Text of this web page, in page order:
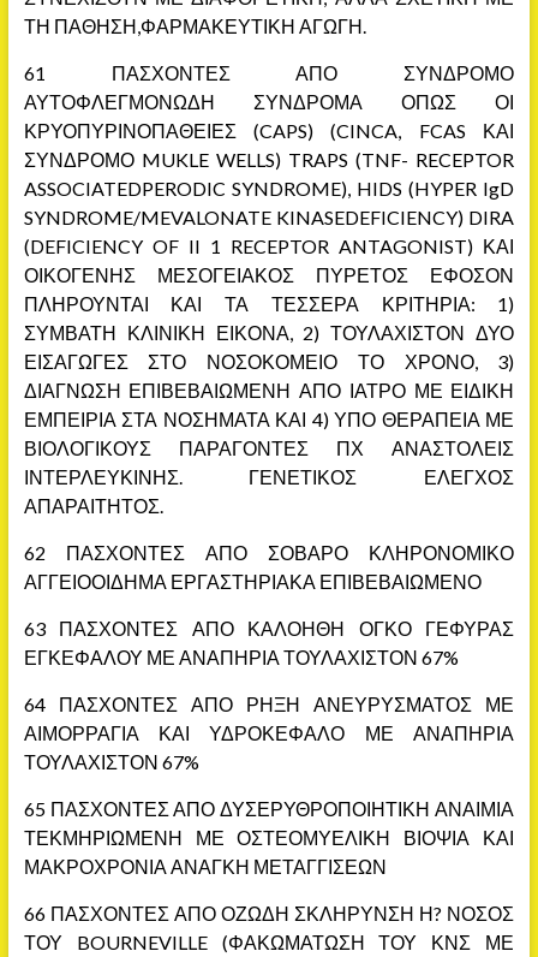
ΤΗ ΠΑΘΗΣΗ,ΦΑΡΜΑΚΕΥΤΙΚΗ ΑΓΩΓΗ.
61 ΠΑΣΧΟΝΤΕΣ ΑΠΟ ΣΥΝΔΡΟΜΟ
ΑΥΤΟΦΛΕΓΜΟΝΩΔΗ ΣΥΝΔΡΟΜΑ ΟΠΩΣ ΟΙ
ΚΡΥΟΠΥΡΙΝΟΠΑΘΕΙΕΣ (CAPS) (CINCA, FCAS ΚΑΙ
ΣΥΝΔΡΟΜΟ MUKLE WELLS) TRAPS (TNF- RECEPTOR
ASSOCIATEDPERODIC SYNDROME), HIDS (HYPER IgD
SYNDROME/MEVALONATE KINASEDEFICIENCY) DIRA
(DEFICIENCY OF II 1 RECEPTOR ANTAGONIST) ΚΑΙ
ΟΙΚΟΓΕΝΗΣ ΜΕΣΟΓΕΙΑΚΟΣ ΠΥΡΕΤΟΣ ΕΦΟΣΟΝ
ΠΛΗΡΟΥΝΤΑΙ ΚΑΙ ΤΑ ΤΕΣΣΕΡΑ ΚΡΙΤΗΡΙΑ: 1)
ΣΥΜΒΑΤΗ ΚΛΙΝΙΚΗ ΕΙΚΟΝΑ, 2) ΤΟΥΛΑΧΙΣΤΟΝ ΔΥΟ
ΕΙΣΑΓΩΓΕΣ ΣΤΟ ΝΟΣΟΚΟΜΕΙΟ ΤΟ ΧΡΟΝΟ, 3)
ΔΙΑΓΝΩΣΗ ΕΠΙΒΕΒΑΙΩΜΕΝΗ ΑΠΟ ΙΑΤΡΟ ΜΕ ΕΙΔΙΚΗ
ΕΜΠΕΙΡΙΑ ΣΤΑ ΝΟΣΗΜΑΤΑ ΚΑΙ 4) ΥΠΟ ΘΕΡΑΠΕΙΑ ΜΕ
ΒΙΟΛΟΓΙΚΟΥΣ ΠΑΡΑΓΟΝΤΕΣ ΠΧ ΑΝΑΣΤΟΛΕΙΣ
ΙΝΤΕΡΛΕΥΚΙΝΗΣ. ΓΕΝΕΤΙΚΟΣ ΕΛΕΓΧΟΣ
ΑΠΑΡΑΙΤΗΤΟΣ.
62 ΠΑΣΧΟΝΤΕΣ ΑΠΟ ΣΟΒΑΡΟ ΚΛΗΡΟΝΟΜΙΚΟ
ΑΓΓΕΙΟΟΙΔΗΜΑ ΕΡΓΑΣΤΗΡΙΑΚΑ ΕΠΙΒΕΒΑΙΩΜΕΝΟ
63 ΠΑΣΧΟΝΤΕΣ ΑΠΟ ΚΑΛΟΗΘΗ ΟΓΚΟ ΓΕΦΥΡΑΣ
ΕΓΚΕΦΑΛΟΥ ΜΕ ΑΝΑΠΗΡΙΑ ΤΟΥΛΑΧΙΣΤΟΝ 67%
64 ΠΑΣΧΟΝΤΕΣ ΑΠΟ ΡΗΞΗ ΑΝΕΥΡΥΣΜΑΤΟΣ ΜΕ
ΑΙΜΟΡΡΑΓΙΑ ΚΑΙ ΥΔΡΟΚΕΦΑΛΟ ΜΕ ΑΝΑΠΗΡΙΑ
ΤΟΥΛΑΧΙΣΤΟΝ 67%
65 ΠΑΣΧΟΝΤΕΣ ΑΠΟ ΔΥΣΕΡΥΘΡΟΠΟΙΗΤΙΚΗ ΑΝΑΙΜΙΑ
ΤΕΚΜΗΡΙΩΜΕΝΗ ΜΕ ΟΣΤΕΟΜΥΕΛΙΚΗ ΒΙΟΨΙΑ ΚΑΙ
ΜΑΚΡΟΧΡΟΝΙΑ ΑΝΑΓΚΗ ΜΕΤΑΓΓΙΣΕΩΝ
66 ΠΑΣΧΟΝΤΕΣ ΑΠΟ ΟΖΩΔΗ ΣΚΛΗΡΥΝΣΗ Η? ΝΟΣΟΣ
ΤΟΥ BOURNEVILLE (ΦΑΚΩΜΑΤΩΣΗ ΤΟΥ ΚΝΣ ΜΕ